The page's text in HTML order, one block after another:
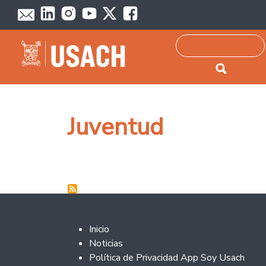
Passar para o conteúdo principal
Pesquisar
Juventud
Footer 2
Inicio
Noticias
Política de Privacidad App Soy Usach